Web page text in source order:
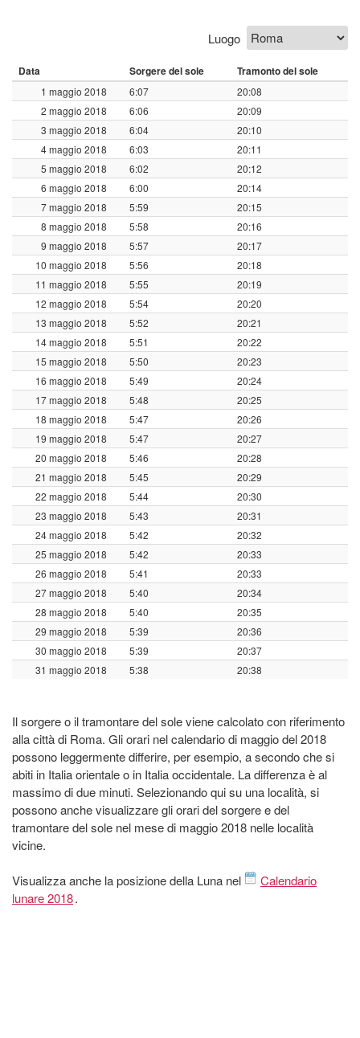
Luogo
Data Sorgere del sole Tramonto del sole
1 maggio 2018 6:07
20:08
2 maggio 2018
6:06
20:09
3 maggio 2018
6:04
20:10
4 maggio 2018
6:03
20:11
5 maggio 2018
6:02
20:12
6 maggio 2018
6:00
20:14
7 maggio 2018
5:59
20:15
8 maggio 2018
5:58
20:16
9 maggio 2018
5:57
20:17
10 maggio 2018
5:56
20:18
11 maggio 2018
5:55
20:19
12 maggio 2018
5:54
20:20
13 maggio 2018
5:52
20:21
14 maggio 2018
5:51
20:22
15 maggio 2018
5:50
20:23
16 maggio 2018
5:49
20:24
17 maggio 2018
5:48
20:25
18 maggio 2018
5:47
20:26
19 maggio 2018
5:47
20:27
20 maggio 2018
5:46
20:28
21 maggio 2018
5:45
20:29
22 maggio 2018
5:44
20:30
23 maggio 2018
5:43
20:31
24 maggio 2018
5:42
20:32
25 maggio 2018
5:42
20:33
26 maggio 2018
5:41
20:33
27 maggio 2018
5:40
20:34
28 maggio 2018
5:40
20:35
29 maggio 2018
5:39
20:36
30 maggio 2018
5:39
20:37
31 maggio 2018
5:38 20:38
Il sorgere o il tramontare del sole viene calcolato con riferimento
alla città di Roma. Gli orari nel calendario di maggio del 2018
possono leggermente differire, per esempio, a secondo che si
abiti in Italia orientale o in Italia occidentale. La differenza è al
massimo di due minuti. Selezionando qui su una località, si
possono anche visualizzare gli orari del sorgere e del
tramontare del sole nel mese di maggio 2018 nelle località
vicine.
Visualizza anche la posizione della Luna nel
Calendario
lunare 2018.